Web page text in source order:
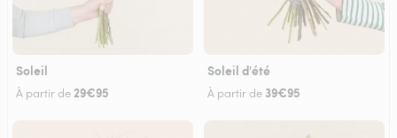
Soleil
À partir de 29€95
Soleil d'été
À partir de 39€95